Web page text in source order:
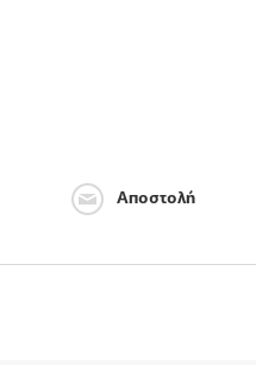
Αποστολή